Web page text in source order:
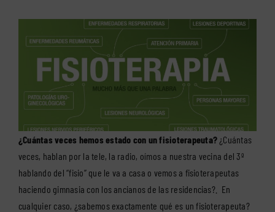
¿Cuántas veces hemos estado con un fisioterapeuta?¿Cuántas
veces, hablan por la tele, la radio, oímos a nuestra vecina del 3º
hablando del “fisio” que le va a casa o vemos a fisioterapeutas
haciendo gimnasia con los ancianos de las residencias?. En
cualquier caso, ¿sabemos exactamente qué es un fisioterapeuta?